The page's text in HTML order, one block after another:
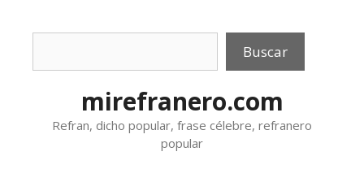
Buscar
mirefranero.com
Refran, dicho popular, frase célebre, refranero
popular